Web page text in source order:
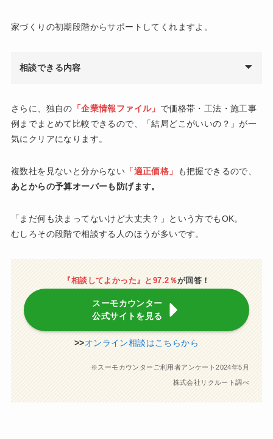
家づくりの初期段階からサポートしてくれますよ。
相談できる内容
さらに、独自の 「企業情報ファイル」 で価格帯・工法・施工事
例までまとめて比較できるので、「結局どこがいいの？」が一
気にクリアになります。
複数社を見ないと分からない 「適正価格」
も把握できるので、
あとからの予算オーバーも防げます。
「まだ何も決まってないけど大丈夫？」という方でもOK。
むしろその段階で相談する人のほうが多いです。
『相談してよかった』と97.2％が回答！
スーモカウンター
公式サイトを見る
>>オンライン相談はこちらから
※スーモカウンターご利用者アンケート2024年5月
株式会社リクルート調べ